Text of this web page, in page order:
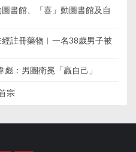
書館、「喜」動圖書館及自
註冊藥物︱一名38歲男子被
：男團衛冕「贏自己」
宗